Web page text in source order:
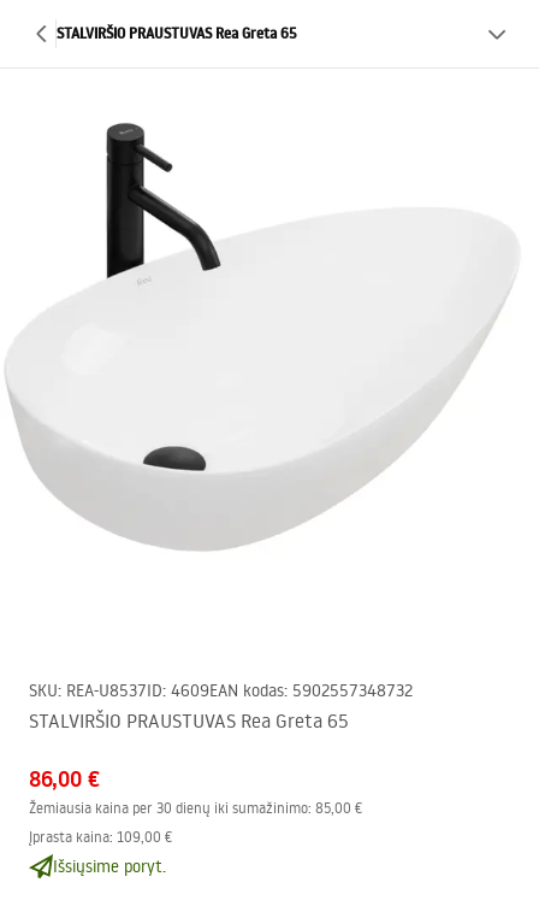
STALVIRŠIO PRAUSTUVAS Rea Greta 65
SKU: REA-U8537ID: 4609EAN kodas: 5902557348732
STALVIRŠIO PRAUSTUVAS Rea Greta 65
86,00 €
Žemiausia kaina per 30 dienų iki sumažinimo: 85,00 €
Įprasta kaina: 109,00 €
Išsiųsime poryt.